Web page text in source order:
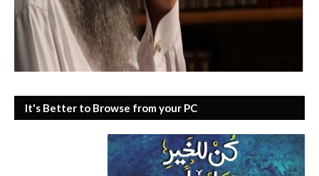
It's Better to Browse from your PC